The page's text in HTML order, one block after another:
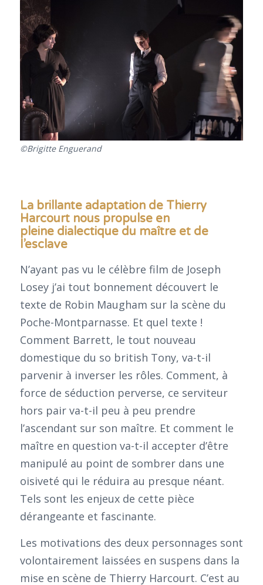
©Brigitte Enguerand
La brillante adaptation de Thierry
Harcourt nous propulse en
pleine dialectique du maître et de
l’esclave
N’ayant pas vu le célèbre film de Joseph
Losey j’ai tout bonnement découvert le
texte de Robin Maugham sur la scène du
Poche-Montparnasse. Et quel texte !
Comment Barrett, le tout nouveau
domestique du so british Tony, va-t-il
parvenir à inverser les rôles. Comment, à
force de séduction perverse, ce serviteur
hors pair va-t-il peu à peu prendre
l’ascendant sur son maître. Et comment le
maître en question va-t-il accepter d’être
manipulé au point de sombrer dans une
oisiveté qui le réduira au presque néant.
Tels sont les enjeux de cette pièce
dérangeante et fascinante.
Les motivations des deux personnages sont
volontairement laissées en suspens dans la
mise en scène de Thierry Harcourt. C’est au